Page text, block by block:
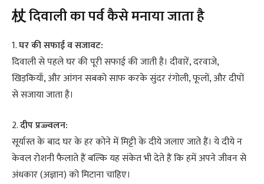
杖 दिवाली का पर्व कैसे मनाया जाता है
1.घर की सफाई व सजावट:
दिवाली से पहले घर की पूरी सफाई की जाती है। दीवारें, दरवाजे,
खिड़कियाँ, और आंगन सबको साफ करके सुंदर रंगोली, फूलों, और दीपों
से सजाया जाता है।
2.दीप प्रज्ज्वलन:
सूर्यास्त के बाद घर के हर कोने में मिट्टी के दीये जलाए जाते हैं। ये दीये न
केवल रोशनी फैलाते हैं बल्कि यह संकेत भी देते हैं कि हमें अपने जीवन से
अंधकार (अज्ञान) को मिटाना चाहिए।